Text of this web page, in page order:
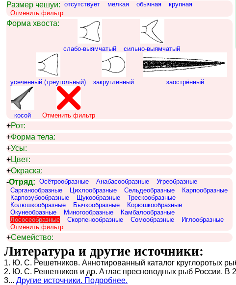
Размер чешуи: отсутствует мелкая обычная
крупная
Отменить фильтр
Форма хвоста:
слабо-выямчатый сильно-выямчатый
усеченный (треугольный) закругленный заострённый
косой Отменить фильтр
+Рот:
+Форма тела:
+Усы:
+Цвет:
+Окраска:
-Отряд: Осётрообразные Анабасообразные
Угреобразные
Сарганообразные
Цихлообразные Сельдеобразные
Карпообразные
Карпозубообразные
Щукообразные
Трескообразные
Колюшкообразные
Бычкообразные
Корюшкообразные
Окунеобразные
Миногообразные
Камбалообразные
Лососеобразные
Скорпенообразные Сомообразные
Иглообразные
Отменить фильтр
+Семейство:
Литература и другие источники:
1. Ю. С. Решетников. Аннотированный каталог круглоротых
2. Ю. С. Решетников и др. Атлас пресноводных рыб России. В
3... Другие источники. Подробнее.